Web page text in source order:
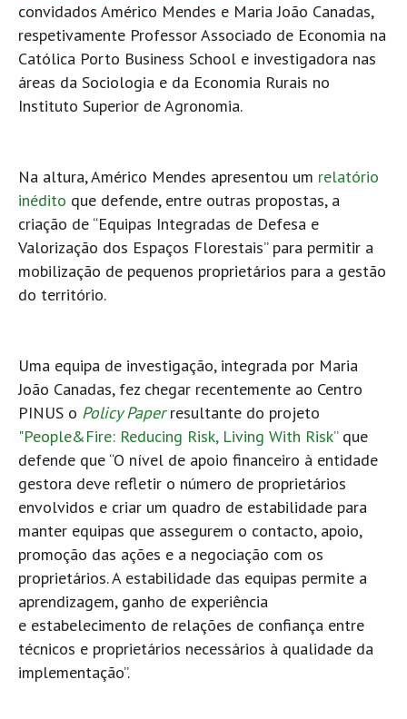
convidados Américo Mendes e Maria João Canadas,
respetivamente Professor Associado de Economia na
Católica Porto Business School e investigadora nas
áreas da Sociologia e da Economia Rurais no
Instituto Superior de Agronomia.
Na altura, Américo Mendes apresentou um relatório
inédito que defende, entre outras propostas, a
criação de “Equipas Integradas de Defesa e
Valorização dos Espaços Florestais” para permitir a
mobilização de pequenos proprietários para a gestão
do território.
Uma equipa de investigação, integrada por Maria
João Canadas, fez chegar recentemente ao Centro
PINUS o Policy Paper resultante do projeto
"People&Fire: Reducing Risk, Living With Risk”que
defende que “O nível de apoio financeiro à entidade
gestora deve refletir o número de proprietários
envolvidos e criar um quadro de estabilidade para
manter equipas que assegurem o contacto, apoio,
promoção das ações e a negociação com os
proprietários. A estabilidade das equipas permite a
aprendizagem, ganho de experiência
e estabelecimento de relações de confiança entre
técnicos e proprietários necessários à qualidade da
implementação”.